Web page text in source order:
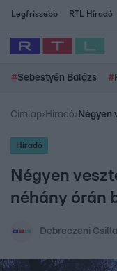
Legfrissebb RTL Híradó
#Sebestyén Balázs #
Címlap› Híradó›
Híradó
Négyen
néhány órán
Debreczeni Csilla